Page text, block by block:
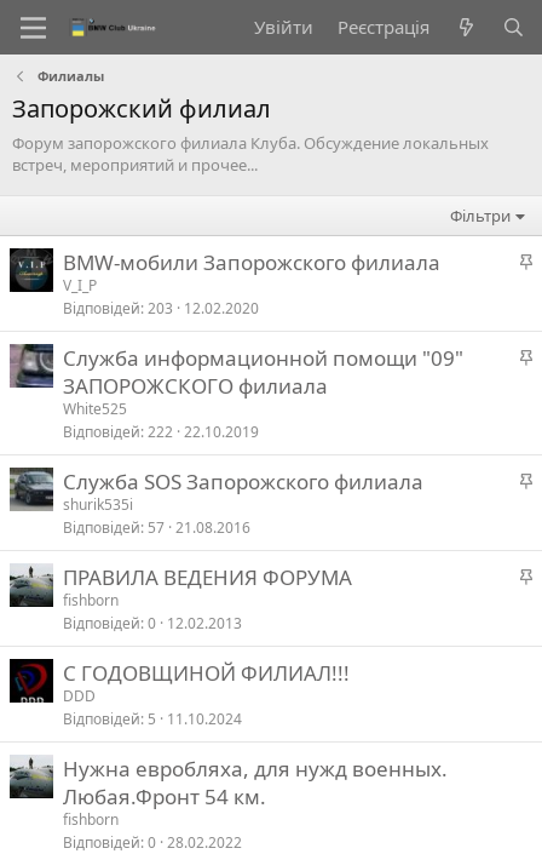
Увійти Реєстрація
Филиалы
Запорожский филиал
Форум запорожского филиала Клуба. Обсуждение локальных
встреч, мероприятий и прочее...
Фільтри
В
л
и
BMW-мобили Запорожского филиала
V_I_P
Відповідей 203 12.02.2020
В
и
в
Служба информационной помощи "09"
ЗАПОРОЖСКОГО филиала
White525
Відповідей 222 22.10.2019
В
л
и
Служба SOS Запорожского филиала
shurik535i
Відповідей 57 21.08.2016
В
л
ПРАВИЛА ВЕДЕНИЯ ФОРУМА
fishborn
Відповідей 0 12.02.2013
С ГОДОВЩИНОЙ ФИЛИАЛ!!!
DDD
Відповідей 5 11.10.2024
Нужна евробляха, для нужд военных.
Любая.Фронт 54 км.
fishborn
Відповідей 0 28.02.2022